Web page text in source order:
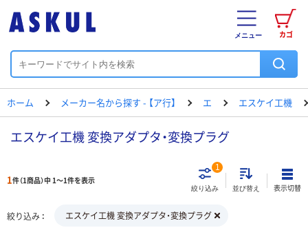
カゴ
メニュー
ホーム メーカー名から探す - 【ア行】 エ エスケイ工機
エスケイ工機 変換アダプタ・変換プラグ
1件（1商品）中 1～1件を表示
絞り込み
1
並び替え 表示切替
絞り込み エスケイ工機 変換アダプタ・変換プラグ